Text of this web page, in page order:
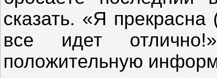
сказать. «Я
все идет
положительную